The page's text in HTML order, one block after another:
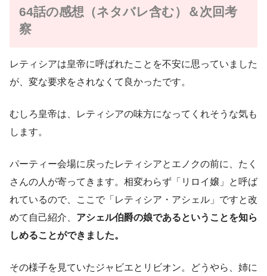
64話の感想（ネタバレ含む）＆次回考
察
レティシアは皇帝に呼ばれたことを不安に思っていました
が、変な要求をされなくて良かったです。
むしろ皇帝は、レティシアの味方になってくれそうな気も
します。
パーティー会場に戻ったレティシアとエノクの前に、たく
さんの人が寄ってきます。相変わらず「リロイ嬢」と呼ば
れているので、ここで「レティシア・アシェル」ですと改
めて自己紹介、 アシェル伯爵の娘であるということを知ら
しめることができました。
その様子を見ていたジャビエとリビオン。どうやら、姉に